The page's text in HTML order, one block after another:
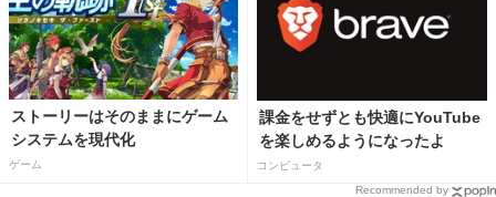
ストーリーはそのままにゲーム
システムを現代化
ゲーム
課金をせずとも快適にYouTube
を楽しめるようになったよ
コンピュータ
Recommended by